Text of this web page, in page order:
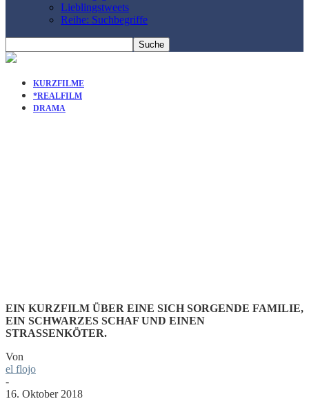
Lieblingstweets
Reihe: Suchbegriffe
KURZFILME
*REALFILM
DRAMA
EIN KURZFILM ÜBER EINE SICH SORGENDE FAMILIE,
EIN SCHWARZES SCHAF UND EINEN
STRASSENKÖTER.
Von
el flojo
-
16. Oktober 2018